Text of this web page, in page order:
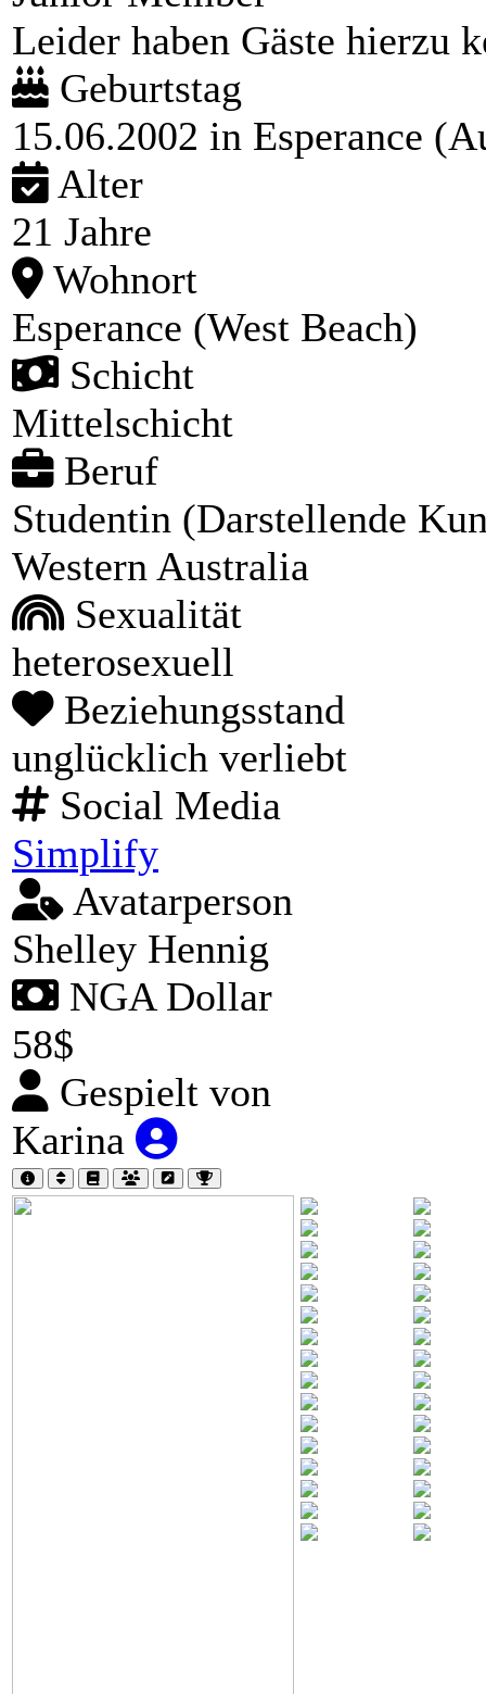
Leider haben Gäste hierzu
Geburtstag
15.06.2002 in Esperance
Alter
21 Jahre
Wohnort
Esperance (West Beach)
Schicht
Mittelschicht
Beruf
Studentin (Darstellende
Western Australia
Sexualität
heterosexuell
Beziehungsstand
unglücklich verliebt
Social Media
Simplify
Avatarperson
Shelley Hennig
NGA Dollar
58$
Gespielt von
Karina